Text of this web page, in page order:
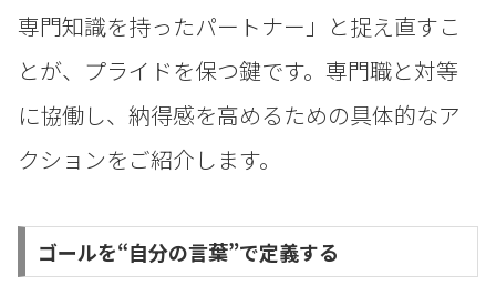
専門知識を持ったパートナー」と捉え直すこ
とが、プライドを保つ鍵です。専門職と対等
に協働し、納得感を高めるための具体的なア
クションをご紹介します。
ゴールを“自分の言葉”で定義する